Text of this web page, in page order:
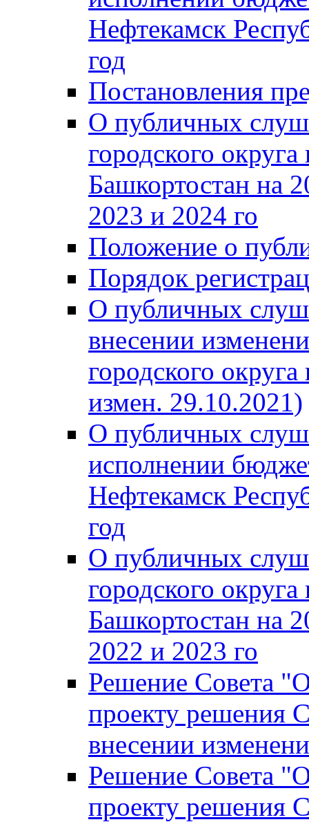
Нефтекамск
год
Постановления
О публичных
городского
Башкортостан на
2023 и 2024 го
Положение о
Порядок
О публичных
внесении
городского
измен. 29.10.2021)
О публичных
исполнении
Нефтекамск
год
О публичных
городского
Башкортостан на
2022 и 2023 го
Решение Совета
проекту решения
внесении
Решение Совета
проекту решения